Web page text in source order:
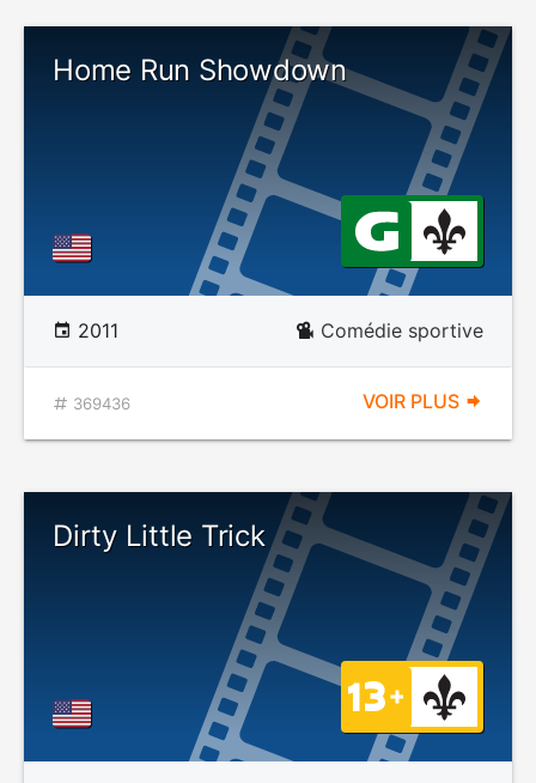
Home Run Showdown
2011 Comédie sportive
369436 VOIR PLUS
Dirty Little Trick